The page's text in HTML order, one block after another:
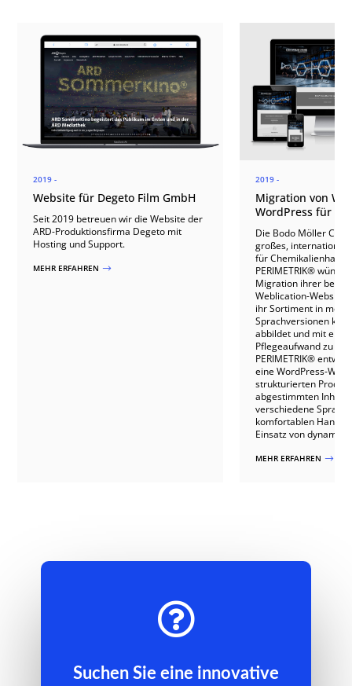
2019 -
Website für Degeto Film GmbH
Seit 2019 betreuen wir die Website der
ARD-Produktionsfirma Degeto mit
Hosting und Support.
MEHR ERFAHREN $
2019 -
Migration von
WordPress für
Die Bodo Möller
großes,
für
PERIMETRIK®
Migration ihrer
Weblication-Website
ihr Sortiment in
Sprachversionen
abbildet und mit
Pflegeaufwand zu
PERIMETRIK®
eine WordPress-
strukturierten
abgestimmten
verschiedene
komfortablen
Einsatz von
MEHR ERFAHREN $

Suchen Sie eine innovative